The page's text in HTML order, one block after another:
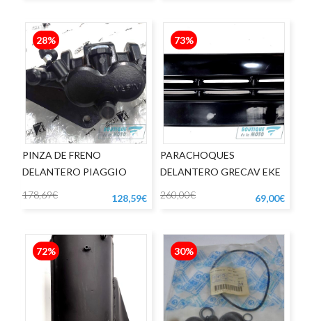
28%
PINZA DE FRENO
DELANTERO PIAGGIO
178,69€ 128,59€
73%
PARACHOQUES
DELANTERO GRECAV EKE
260,00€ 69,00€
72% 30%